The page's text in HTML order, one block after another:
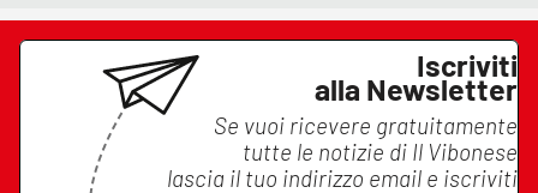
Iscriviti
alla Newsletter
Se vuoi ricevere gratuitamente
tutte le notizie di Il Vibonese
lascia il tuo indirizzo email e iscriviti